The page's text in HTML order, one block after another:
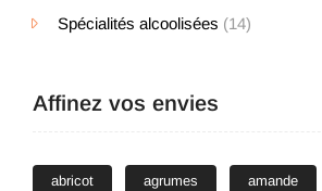
Spécialités alcoolisées (14)
Affinez vos envies
abricot agrumes amande